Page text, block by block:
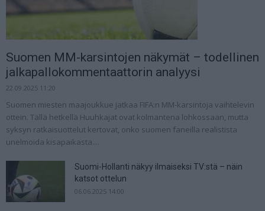
Suomen MM-karsintojen näkymät – todellinen
jalkapallokommentaattorin analyysi
22.09.2025 11:20
Suomen miesten maajoukkue jatkaa FIFA:n MM-karsintoja vaihtelevin
ottein. Tällä hetkellä Huuhkajat ovat kolmantena lohkossaan, mutta
syksyn ratkaisuottelut kertovat, onko suomen faneilla realistista
unelmoida kisapaikasta....
Suomi-Hollanti näkyy ilmaiseksi TV:stä – näin
katsot ottelun
06.06.2025 14:00